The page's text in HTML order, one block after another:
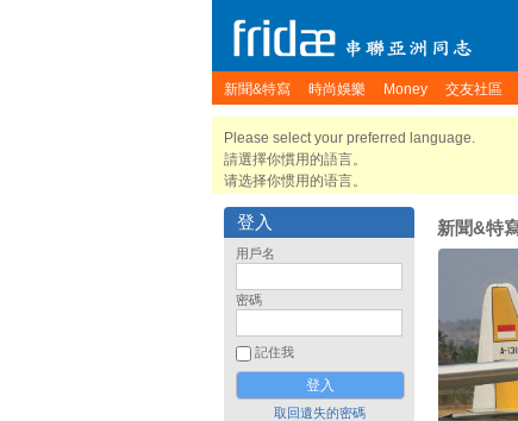
新聞&特寫 時尚娛樂 Money 交友社區
Please select your preferred language.
請選擇你慣用的語言。
请选择你惯用的语言。
登入
用戶名
密碼
記住我
取回遺失的密碼
新聞&特